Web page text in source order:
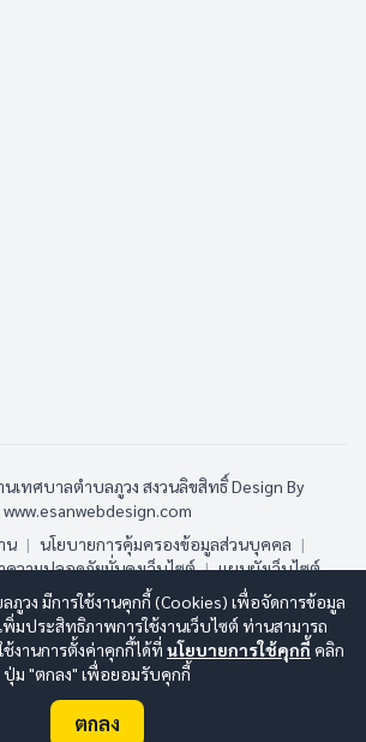
เทศบาลตำบลภูวง สงวนลิขสิทธิ์Design By
www.esanwebdesign.com
น | นโยบายการคุ้มครองข้อมูลส่วนบุคคล |
ความปลอดภัยมั่นคงเว็บไซต์ | แผนผังเว็บไซต์
:17 ทั้งหมด:190 (ดูสถิติทั้งหมด)
ภูวง มีการใช้งานคุกกี้ (Cookies) เพื่อจัดการข้อมูล
มประสิทธิภาพการใช้งานเว็บไซต์ ท่านสามารถ
งานการตั้งค่าคุกกี้ได้ที่ นโยบายการใช้คุกกี้ คลิก
ปุ่ม "ตกลง" เพื่อยอมรับคุกกี้
ตกลง